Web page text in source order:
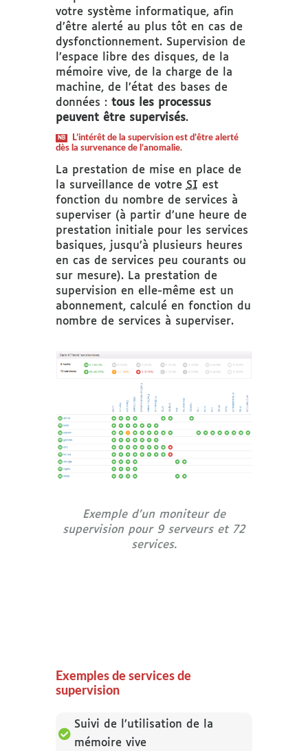
votre système informatique, afin
d’être alerté au plus tôt en cas de
dysfonctionnement. Supervision de
l’espace libre des disques, de la
mémoire vive, de la charge de la
machine, de l’état des bases de
données : tous les processus
peuvent être supervisés.
NB
L’intérêt de la supervision est d’être alerté
dès la survenance de l’anomalie.
La prestation de mise en place de
la surveillance de votre SI est
fonction du nombre de services à
superviser (à partir d’une heure de
prestation initiale pour les services
basiques, jusqu’à plusieurs heures
en cas de services peu courants ou
sur mesure). La prestation de
supervision en elle-même est un
abonnement, calculé en fonction du
nombre de services à superviser.
Exemple d’un moniteur de
supervision pour 9 serveurs et 72
services.
Exemples de services de
supervision

Suivi de l’utilisation de la
mémoire vive